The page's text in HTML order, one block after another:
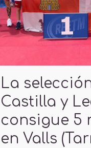
La
Castilla y
consigue 5
en Valls